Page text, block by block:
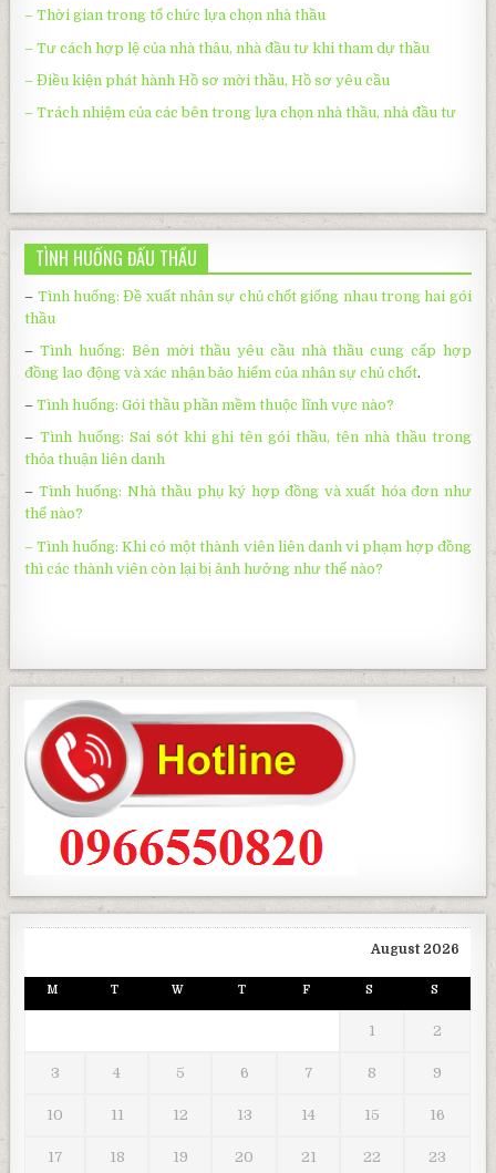
– Thời gian trong tổ chức lựa chọn nhà thầu
– Tư cách hợp lệ của nhà thâu, nhà đầu tư khi tham dự thầu
– Điều kiện phát hành Hồ sơ mời thầu, Hồ sơ yêu cầu
– Trách nhiệm của các bên trong lựa chọn nhà thầu, nhà đầu tư
TÌNH HUỐNG ĐẤU THẦU
– Tình huống: Đề xuất nhân sự chủ chốt giống nhau trong hai gói
thầu
–Tình huống: Bên mời thầu yêu cầu nhà thầu cung cấp hợp
đồng lao động và xác nhận bảo hiểm của nhân sự chủ chốt.
–Tình huống: Gói thầu phần mềm thuộc lĩnh vực nào?
– Tình huống: Sai sót khi ghi tên gói thầu, tên nhà thầu trong
thỏa thuận liên danh
– Tình huống: Nhà thầu phụ ký hợp đồng và xuất hóa đơn như
thế nào?
– Tình huống: Khi có một thành viên liên danh vi phạm hợp đồng
thì các thành viên còn lại bị ảnh hưởng như thế nào?
August 2026
M T W T F S S
1 2
3 4 5 6 7 8 9
10 11 12 13 14 15 16
17 18 19 20 21 22 23